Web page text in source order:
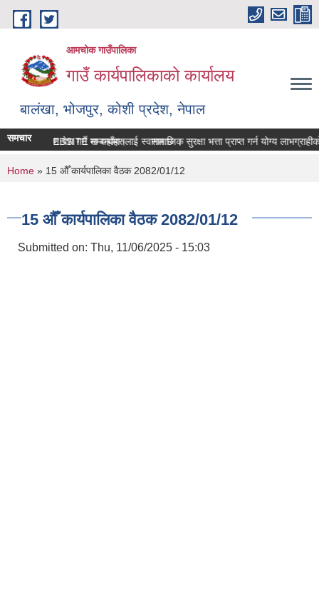
Skip to main content
आमचोक गाउँपालिका
गाउँ कार्यपालिकाको कार्यालय
बालंखा, भोजपुर, कोशी प्रदेश, नेपाल
WEBSITE मा यहाँहरुलाई स्वागत छ ।
समचार
सम्पत्ति विवरण पेश गर्ने सम्बन्धमा। सामाजिक सुरक्षा भत्ता प्राप्‍त गर्न योग्य
You are here
Home » 15 औँ कार्यपालिका वैठक 2082/01/12
15 औँ कार्यपालिका वैठक 2082/01/12
Submitted on: Thu, 11/06/2025 - 15:03